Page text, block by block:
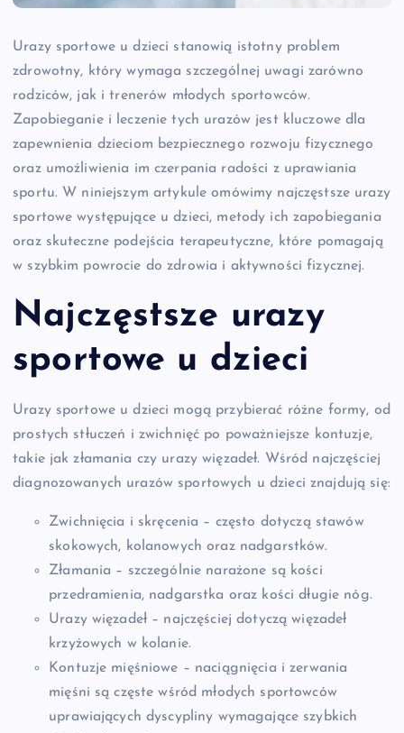
Urazy sportowe u dzieci stanowią istotny problem
zdrowotny, który wymaga szczególnej uwagi zarówno
rodziców, jak i trenerów młodych sportowców.
Zapobieganie i leczenie tych urazów jest kluczowe dla
zapewnienia dzieciom bezpiecznego rozwoju fizycznego
oraz umożliwienia im czerpania radości z uprawiania
sportu. W niniejszym artykule omówimy najczęstsze urazy
sportowe występujące u dzieci, metody ich zapobiegania
oraz skuteczne podejścia terapeutyczne, które pomagają
w szybkim powrocie do zdrowia i aktywności fizycznej.
Najczęstsze urazy
sportowe u dzieci
Urazy sportowe u dzieci mogą przybierać różne formy, od
prostych stłuczeń i zwichnięć po poważniejsze kontuzje,
takie jak złamania czy urazy więzadeł. Wśród najczęściej
diagnozowanych urazów sportowych u dzieci znajdują się:
Zwichnięcia i skręcenia – często dotyczą stawów
skokowych, kolanowych oraz nadgarstków.
Złamania – szczególnie narażone są kości
przedramienia, nadgarstka oraz kości długie nóg.
Urazy więzadeł – najczęściej dotyczą więzadeł
krzyżowych w kolanie.
Kontuzje mięśniowe – naciągnięcia i zerwania
mięśni są częste wśród młodych sportowców
uprawiających dyscypliny wymagające szybkich